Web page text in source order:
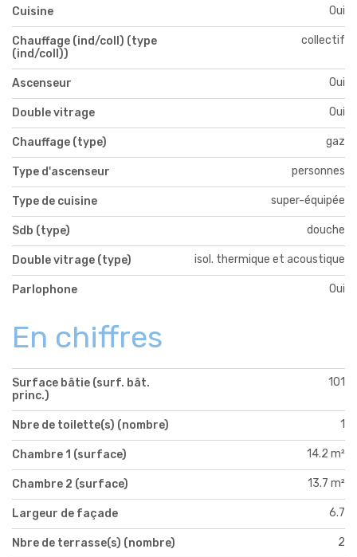
Cuisine Oui
Chauffage (ind/coll) (type
(ind/coll))
collectif
Ascenseur Oui
Double vitrage Oui
Chauffage (type) gaz
Type d'ascenseur personnes
Type de cuisine super-équipée
Sdb (type) douche
Double vitrage (type) isol. thermique et acoustique
Parlophone Oui
En chiffres
Surface bâtie (surf. bât.
princ.)
101
Nbre de toilette(s) (nombre) 1
Chambre 1 (surface) 14.2 m²
Chambre 2 (surface) 13.7 m²
Largeur de façade 6.7
Nbre de terrasse(s) (nombre) 2